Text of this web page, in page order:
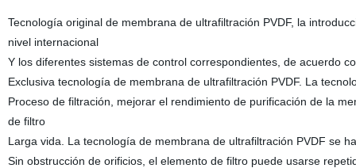
Tecnología original de membrana de ultrafiltración PVDF, la
nivel internacional
Y los diferentes sistemas de control correspondientes, de acuerdo
Exclusiva tecnología de membrana de ultrafiltración PVDF. La
Proceso de filtración, mejorar el rendimiento de purificación de la
de filtro
Larga vida. La tecnología de membrana de ultrafiltración PVDF se
Sin obstrucción de orificios, el elemento de filtro puede usarse